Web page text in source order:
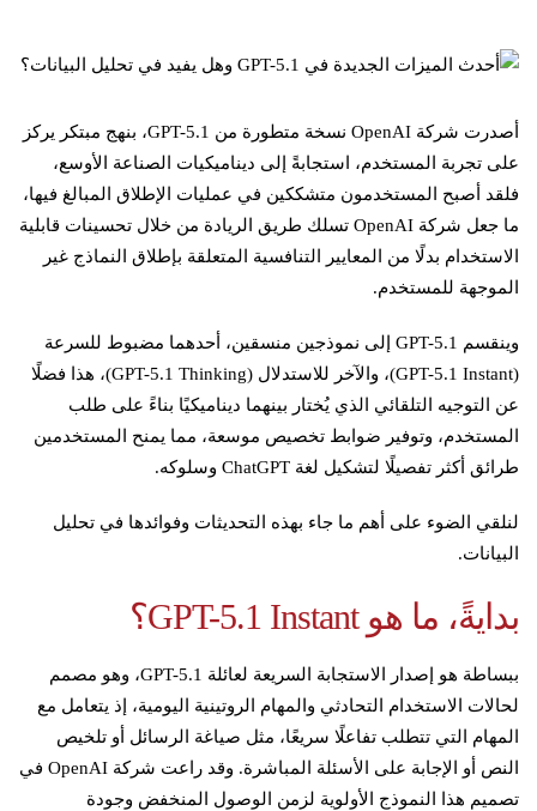
أصدرت شركة OpenAI نسخة متطورة من GPT-5.1، بنهج مبتكر يركز
على تجربة المستخدم، استجابةً إلى ديناميكيات الصناعة الأوسع،
فلقد أصبح المستخدمون متشككين في عمليات الإطلاق المبالغ فيها،
ما جعل شركة OpenAI تسلك طريق الريادة من خلال تحسينات قابلية
الاستخدام بدلًا من المعايير التنافسية المتعلقة بإطلاق النماذج غير
الموجهة للمستخدم.
وينقسم GPT-5.1 إلى نموذجين منسقين، أحدهما مضبوط للسرعة
(GPT-5.1 Instant)، والآخر للاستدلال (GPT-5.1 Thinking)، هذا فضلًا
عن التوجيه التلقائي الذي يُختار بينهما ديناميكيًا بناءً على طلب
المستخدم، وتوفير ضوابط تخصيص موسعة، مما يمنح المستخدمين
طرائق أكثر تفصيلًا لتشكيل لغة ChatGPT وسلوكه.
لنلقي الضوء على أهم ما جاء بهذه التحديثات وفوائدها في تحليل
البيانات.
بدايةً، ما هو GPT-5.1 Instant؟
ببساطة هو إصدار الاستجابة السريعة لعائلة GPT-5.1، وهو مصمم
لحالات الاستخدام التحادثي والمهام الروتينية اليومية، إذ يتعامل مع
المهام التي تتطلب تفاعلًا سريعًا، مثل صياغة الرسائل أو تلخيص
النص أو الإجابة على الأسئلة المباشرة. وقد راعت شركة OpenAI في
تصميم هذا النموذج الأولوية لزمن الوصول المنخفض وجودة